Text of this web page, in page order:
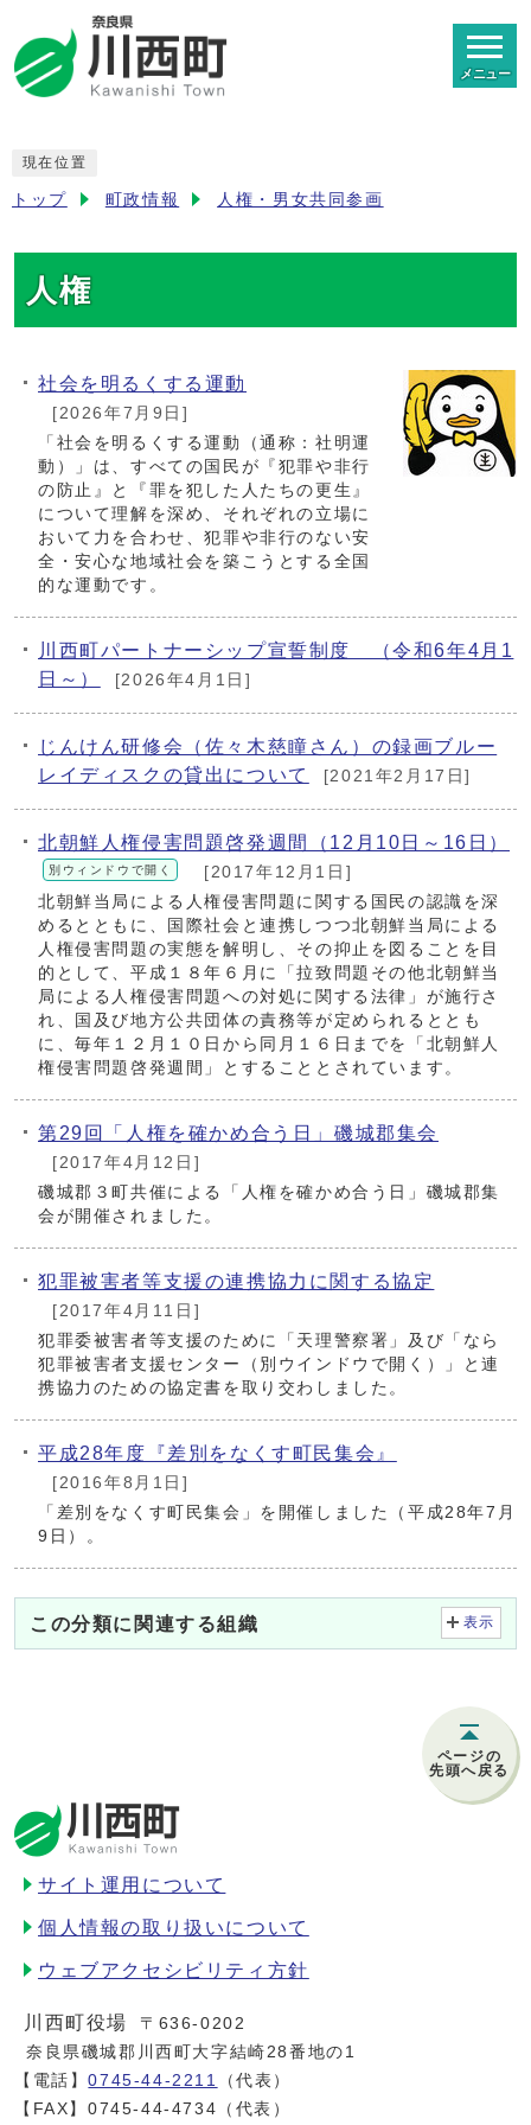
メニュー
現在位置
トップ 町政情報 人権・男女共同参画
人権
社会を明るくする運動
[2026年7月9日]
「社会を明るくする運動（通称：社明運
動）」は、すべての国民が『犯罪や非行
の防止』と『罪を犯した人たちの更生』
について理解を深め、それぞれの立場に
おいて力を合わせ、犯罪や非行のない安
全・安心な地域社会を築こうとする全国
的な運動です。
川西町パートナーシップ宣誓制度 （令和6年4月1
日～）
[2026年4月1日]
じんけん研修会（佐々木慈瞳さん）の録画ブルー
レイディスクの貸出について
[2021年2月17日]
北朝鮮人権侵害問題啓発週間（12月10日～16日）
別ウィンドウで開く
[2017年12月1日]
北朝鮮当局による人権侵害問題に関する国民の認識を深
めるとともに、国際社会と連携しつつ北朝鮮当局による
人権侵害問題の実態を解明し、その抑止を図ることを目
的として、平成１８年６月に「拉致問題その他北朝鮮当
局による人権侵害問題への対処に関する法律」が施行さ
れ、国及び地方公共団体の責務等が定められるととも
に、毎年１２月１０日から同月１６日までを「北朝鮮人
権侵害問題啓発週間」とすることとされています。
第29回「人権を確かめ合う日」磯城郡集会
[2017年4月12日]
磯城郡３町共催による「人権を確かめ合う日」磯城郡集
会が開催されました。
犯罪被害者等支援の連携協力に関する協定
[2017年4月11日]
犯罪委被害者等支援のために「天理警察署」及び「なら
犯罪被害者支援センター（別ウインドウで開く）」と連
携協力のための協定書を取り交わしました。
平成28年度『差別をなくす町民集会』
[2016年8月1日]
「差別をなくす町民集会」を開催しました（平成28年7月
9日）。
この分類に関連する組織 表示
ページの
先頭へ戻る
サイト運用について
個人情報の取り扱いについて
ウェブアクセシビリティ方針
川西町役場
〒636-0202
奈良県磯城郡川西町大字結崎28番地の1
【電話】0745-44-2211
（代表）
【FAX】0745-44-4734（代表）